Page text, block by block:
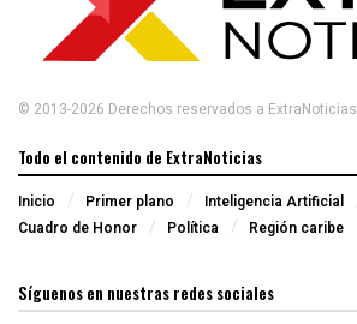
© 2013-2026 Derechos reservados a ExtraNoticias
Todo el contenido de ExtraNoticias
Inicio Primer plano Inteligencia Artificial
Cuadro de Honor
Política Región caribe
Síguenos en nuestras redes sociales